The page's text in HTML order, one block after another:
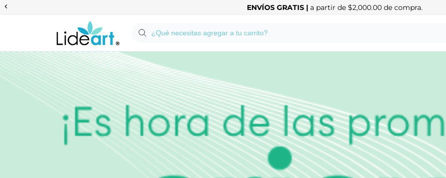
Anterior ENVÍOS GRATIS | a partir de $2,000.00 de compra.